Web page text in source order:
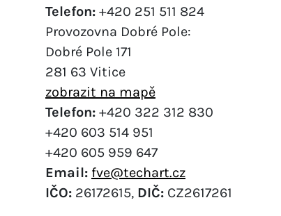
Telefon: +420 251 511 824
Provozovna Dobré Pole:
Dobré Pole 171
281 63 Vitice
zobrazit na mapě
Telefon:+420 322 312 830
+420 603 514 951
+420 605 959 647
Email: fve@techart.cz
IČO:26172615, DIČ:CZ2617261